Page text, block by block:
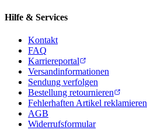
Hilfe & Services
Kontakt
FAQ
Karriereportal
Versandinformationen
Sendung verfolgen
Bestellung retournieren
Fehlerhaften Artikel reklamieren
AGB
Widerrufsformular